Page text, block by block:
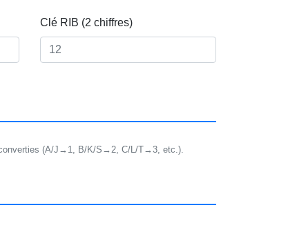
Clé RIB (2 chiffres)
converties (A/J→1, B/K/S→2, C/L/T→3, etc.).